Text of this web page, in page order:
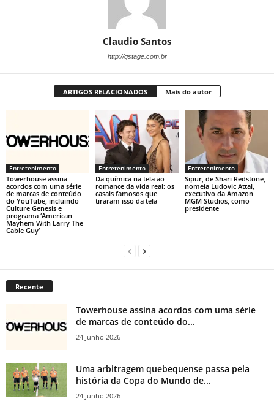
Claudio Santos
http://qstage.com.br
ARTIGOS RELACIONADOS Mais do autor
Entretenimento
Towerhouse assina
acordos com uma série
de marcas de conteúdo
do YouTube, incluindo
Culture Genesis e
programa ‘American
Mayhem With Larry The
Cable Guy’
Entretenimento
Da química na tela ao
romance da vida real: os
casais famosos que
tiraram isso da tela
Entretenimento
Sipur, de Shari Redstone,
nomeia Ludovic Attal,
executivo da Amazon
MGM Studios, como
presidente
Recente
Towerhouse assina acordos com uma série
de marcas de conteúdo do...
24 Junho 2026
Uma arbitragem quebequense passa pela
história da Copa do Mundo de...
24 Junho 2026